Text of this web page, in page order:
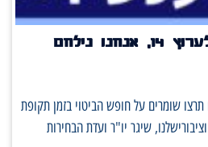
לא יסתמו את הפה לערוץ 14, אנחנו נילחם
14 את הפה אם תרצו שומרים על חופש הביטוי בזמן תקופת
שיגר יו"ר ועדת הבחירות